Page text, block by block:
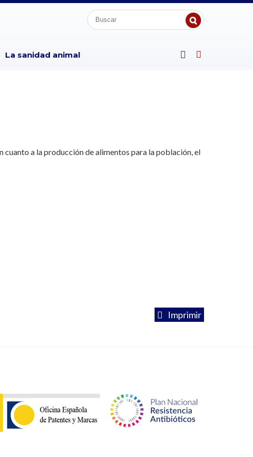
La sanidad animal
cuanto a la producción de alimentos para la población, el
Imprimir